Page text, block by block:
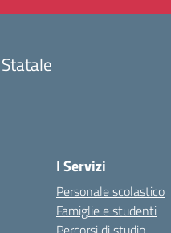
I Servizi
Personale scolastico
Famiglie e studenti